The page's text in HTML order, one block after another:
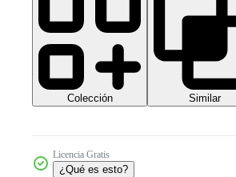
Colección Similar
Licencia Gratis
¿Qué es esto?